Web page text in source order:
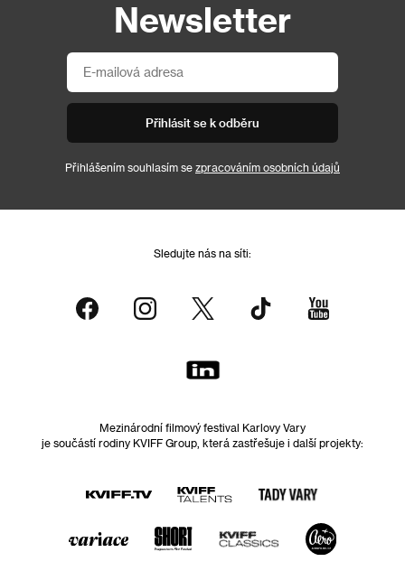
Newsletter
Přihlásit se k odběru
Přihlášením souhlasím se zpracováním osobních údajů
Sledujte nás na síti:
Mezinárodní filmový festival Karlovy Vary
je součástí rodiny KVIFF Group, která zastřešuje i další projekty: